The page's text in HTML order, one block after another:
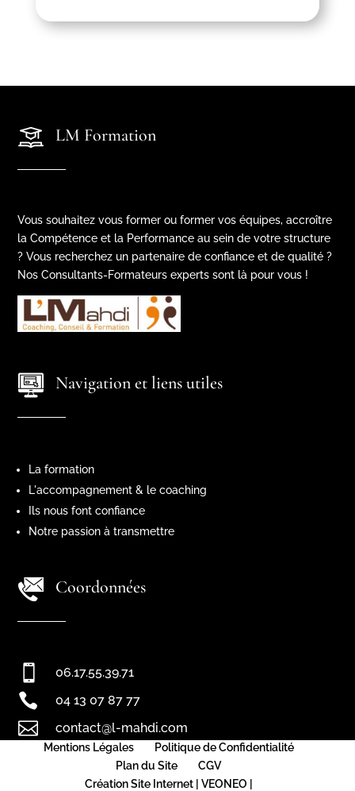
LM Formation
Vous souhaitez vous former ou former vos équipes, accroître
la Compétence et la Performance au sein de votre structure
? Vous recherchez un partenaire de confiance et de qualité ?
Nos Consultants-Formateurs experts sont là pour vous !
Navigation et liens utiles
La formation
L'accompagnement & le coaching
Ils nous font confiance
Notre passion à transmettre
Coordonnées
 06.17.55.39.71
 04 13 07 87 77
 contact@l-mahdi.com
Mentions Légales
Politique de Confidentialité
Plan du Site
CGV
Création Site Internet | VEONEO |